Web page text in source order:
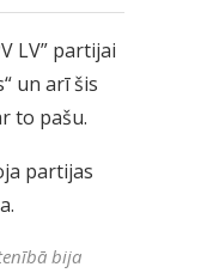
LV” partijai
un arī šis
to pašu.
partijas
bija